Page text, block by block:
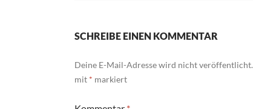
SCHREIBE EINEN KOMMENTAR
Deine E-Mail-Adresse wird nicht veröffentlicht.
mit * markiert